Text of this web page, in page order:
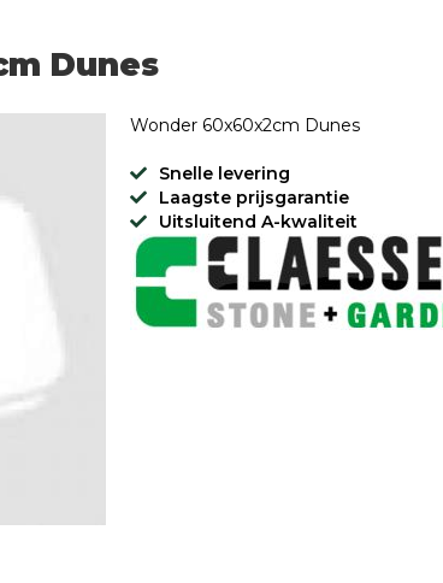
Dunes
Wonder 60x60x2cm Dunes
Snelle levering
Laagste prijsgarantie
Uitsluitend A-kwaliteit